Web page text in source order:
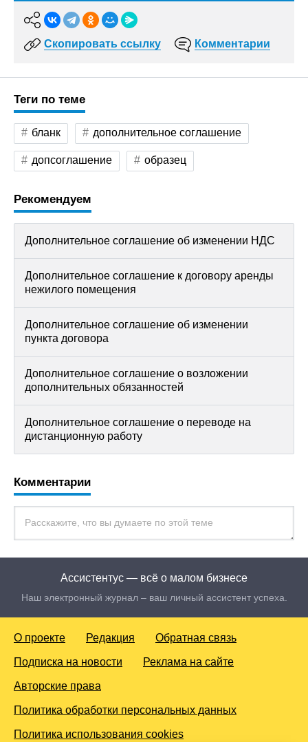
Скопировать ссылку Комментарии
Теги по теме
бланк дополнительное соглашение
допсоглашение образец
Рекомендуем
Дополнительное соглашение об изменении НДС
Дополнительное соглашение к договору аренды
нежилого помещения
Дополнительное соглашение об изменении
пункта договора
Дополнительное соглашение о возложении
дополнительных обязанностей
Дополнительное соглашение о переводе на
дистанционную работу
Комментарии
Ассистентус — всё о малом бизнесе
Наш электронный журнал – ваш личный ассистент успеха.
О проекте Редакция Обратная связь
Подписка на новости Реклама на сайте
Авторские права
Политика обработки персональных данных
Политика использования cookies